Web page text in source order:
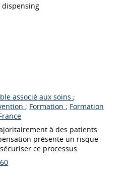
dispensing
associé aux soins ;
; Formation ; Formation
à des patients
présente un risque
ce processus.